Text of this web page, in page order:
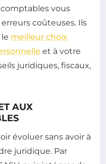
vous
coûteuses. Ils
meilleur choix
et à votre
juridiques, fiscaux,
AUX
évoluer sans avoir à
juridique. Par